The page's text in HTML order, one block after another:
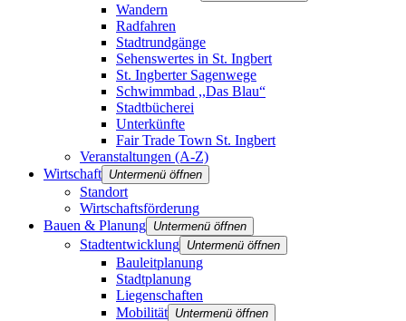
Wandern
Radfahren
Stadtrundgänge
Sehenswertes in St. Ingbert
St. Ingberter Sagenwege
Schwimmbad ,,Das Blau“
Stadtbücherei
Unterkünfte
Fair Trade Town St. Ingbert
Veranstaltungen (A-Z)
Wirtschaft Untermenü öffnen
Standort
Wirtschaftsförderung
Bauen & Planung Untermenü öffnen
Stadtentwicklung Untermenü öffnen
Bauleitplanung
Stadtplanung
Liegenschaften
Mobilität Untermenü öffnen